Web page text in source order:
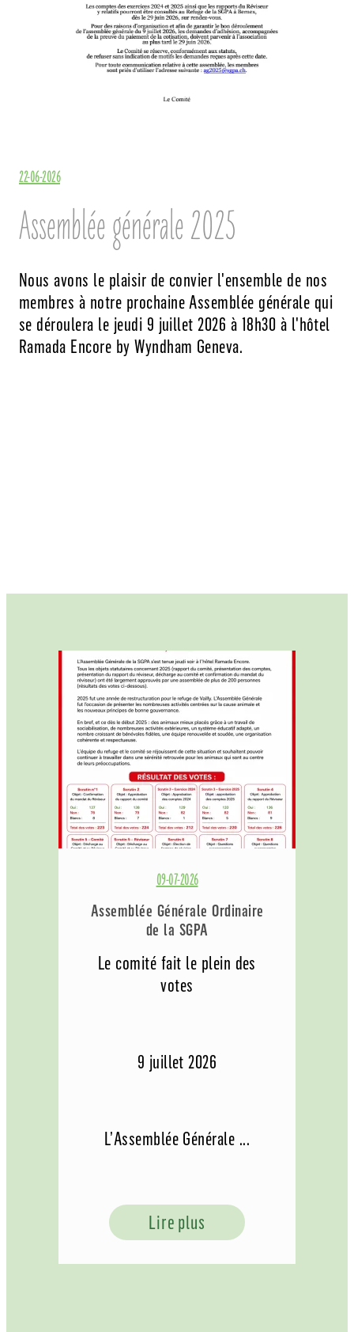
22-06-2026
Assemblée générale 2025
Nous avons le plaisir de convier l'ensemble de nos
membres à notre prochaine Assemblée générale qui
se déroulera le jeudi 9 juillet 2026 à 18h30 à l'hôtel
Ramada Encore by Wyndham Geneva.
09-07-2026
Assemblée Générale Ordinaire
de la SGPA
Le comité fait le plein des
votes
9 juillet 2026
L’Assemblée Générale ...
Lire plus